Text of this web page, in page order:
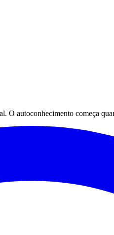
O autoconhecimento começa